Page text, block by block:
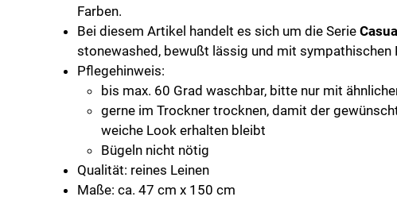
Farben.
Bei diesem Artikel handelt es sich um die Serie
stonewashed, bewußt lässig und mit sympathischen
Pflegehinweis:
bis max. 60 Grad waschbar, bitte nur mit
gerne im Trockner trocknen, damit der
weiche Look erhalten bleibt
Bügeln nicht nötig
Qualität: reines Leinen
Maße: ca. 47 cm x 150 cm